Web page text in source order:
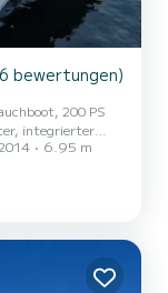
bewertungen)
200 PS
integrierter
6.95 m